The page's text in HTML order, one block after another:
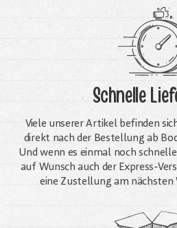
Schnelle
Viele unserer Artikel befinden
direkt nach der Bestellung ab
Und wenn es einmal noch
auf Wunsch auch der Express-
eine Zustellung am